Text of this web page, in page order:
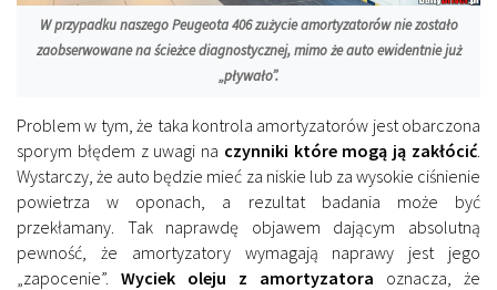
W przypadku naszego Peugeota 406 zużycie amortyzatorów nie zostało
zaobserwowane na ścieżce diagnostycznej, mimo że auto ewidentnie już
„pływało”.
Problem w tym, że taka kontrola amortyzatorów jest obarczona
sporym błędem z uwagi na czynniki które mogą ją zakłócić
Wystarczy, że auto będzie mieć za niskie lub za wysokie ciśnienie
powietrza w oponach, a rezultat badania może być
przekłamany. Tak naprawdę objawem dającym absolutną
pewność, że amortyzatory wymagają naprawy jest jego
„zapocenie”. Wyciek oleju z amortyzatora oznacza, że